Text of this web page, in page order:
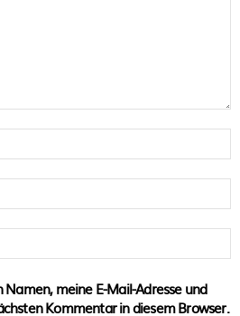
Namen, meine E-Mail-Adresse und
Kommentar in diesem Browser.